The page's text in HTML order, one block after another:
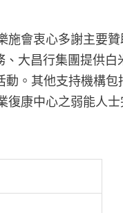
會衷心多謝主要
大昌行集團提供
。其他支持機構
康中心之弱能人